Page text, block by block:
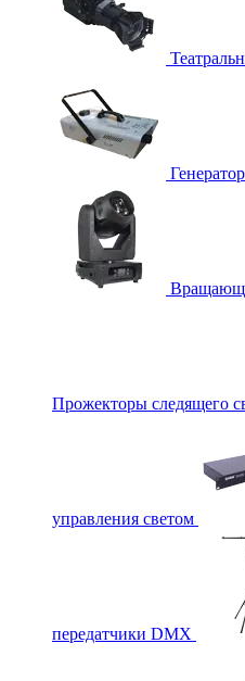
Прожекторы следящего
управления светом
передатчики DMX